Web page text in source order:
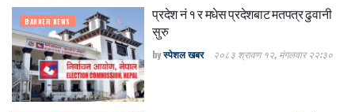
BANNER NEWS
प्रदेश नं १ र मधेस प्रदेशबाट मतपत्र ढुवानी
सुरु
byस्पेशल खबर २०८३ श्रावण १२, मंगलवार २२:३०